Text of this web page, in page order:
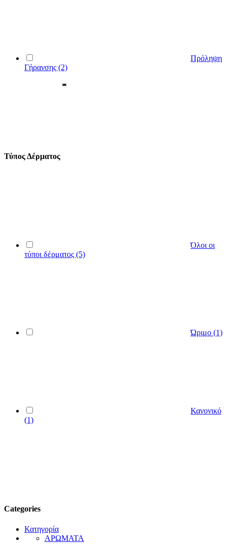
Πρόληψη
Γήρανσης (2)
Τύπος Δέρματος
Όλοι οι
τύποι δέρματος (5)
Ώριμο (1)
Κανονικό
(1)
Categories
Κατηγορία
ΑΡΩΜΑΤΑ